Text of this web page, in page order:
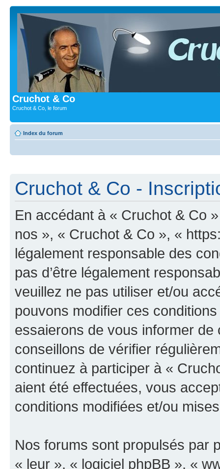
Cruchot & Co
Cruchot & Co, le forum
Index du forum
Cruchot & Co -
En accédant à « Cruchot & Co
nos », « Cruchot & Co », «
légalement responsable des
pas d’être légalement
veuillez ne pas utiliser et/ou
pouvons modifier ces
essaierons de vous informer
conseillons de vérifier
continuez à participer à «
aient été effectuées, vous
conditions modifiées et/ou
Nos forums sont propulsés par
« leur », « logiciel phpBB », «